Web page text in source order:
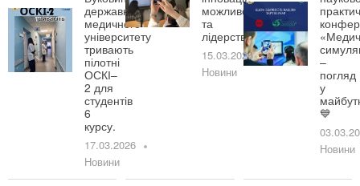
державного
медичного
університету
тривають
пілотні
ОСКІ–
2 для
студентів
6
курсу.
17.03.2026
Новини
можливості
та
лідерство!
15.03.2026
Новини
–
погляд
у
💙
Новини